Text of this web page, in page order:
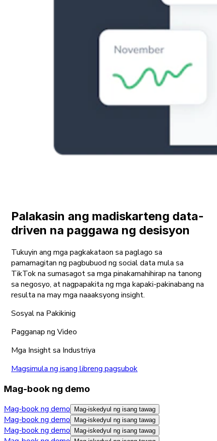
Palakasin ang madiskarteng data-
driven na paggawa ng desisyon
Tukuyin ang mga pagkakataon sa paglago sa
pamamagitan ng pagbubuod ng social data mula sa
TikTok na sumasagot sa mga pinakamahihirap na tanong
sa negosyo, at nagpapakita ng mga kapaki-pakinabang na
resulta na may mga naaaksyong insight.
Sosyal na Pakikinig
Pagganap ng Video
Mga Insight sa Industriya
Magsimula ng isang libreng pagsubok
Mag-book ng demo
Mag-book ng demo Mag-iskedyul ng isang tawag
Mag-book ng demo Mag-iskedyul ng isang tawag
Mag-book ng demo Mag-iskedyul ng isang tawag